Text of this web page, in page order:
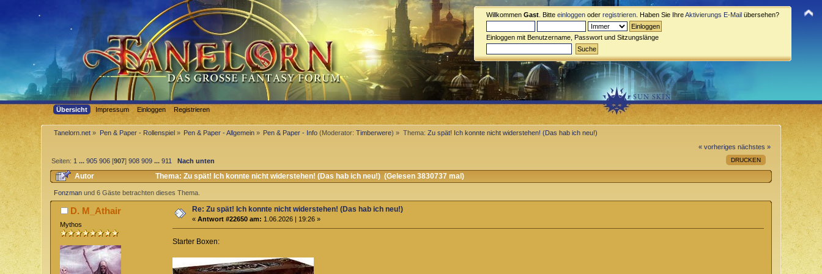
Willkommen Gast . Bitte einloggen oder registrieren . Haben Sie IhreAktivierungs E-Mail übersehen?
Einloggen mit Benutzername, Passwort und Sitzungslänge
Übersicht Impressum Einloggen Registrieren
Tanelorn.net » Pen & Paper - Rollenspiel» Pen & Paper - Allgemein » Pen & Paper - Info (Moderator:Timberwere) » Thema: Zu spät! Ich konnte nicht widerstehen! (Das hab ich neu!)
« vorheriges nächstes »
DRUCKEN
Seiten: 1 ...905 906 [907]908 909 ...911 Nach unten
Autor Thema: Zu spät! Ich konnte nicht widerstehen! (Das hab ich neu!) (Gelesen 3830737 mal)
Fonzmanund 6 Gäste betrachten dieses Thema.
D. M_Athair
Mythos
Re: Zu spät! Ich konnte nicht widerstehen! (Das hab ich neu!)
«Antwort #22650 am: 1.06.2026 | 19:26 »
Starter Boxen: